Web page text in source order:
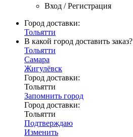
Вход / Регистрация
Город доставки:
Тольятти
В какой город доставить заказ?
Тольятти
Самара
Жигулёвск
Город доставки:
Тольятти
Запомнить город
Город доставки:
Тольятти
Подтверждаю
Изменить